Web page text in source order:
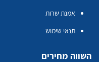
אמנת שרות
תנאי שימוש
השווה מחירים